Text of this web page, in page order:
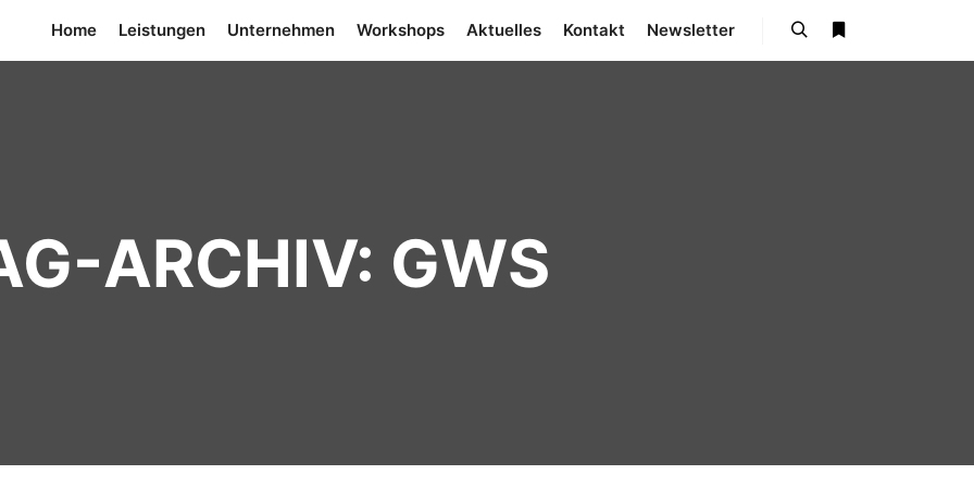
Home Leistungen Unternehmen Workshops Aktuelles Kontakt Newsletter
SuchenMehr Info
ARCHIV: GWS